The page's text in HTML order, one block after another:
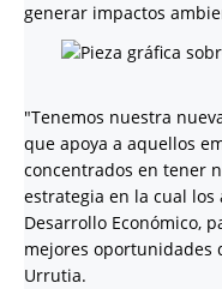
generar impactos
"Tenemos nuestra
que apoya a aquellos
concentrados en tener
estrategia en la cual
Desarrollo Económico,
mejores oportunidades
Urrutia.